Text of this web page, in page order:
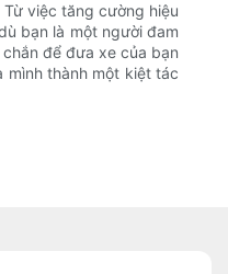
việc tăng cường hiệu
bạn là một người đam
để đưa xe của bạn
mình thành một kiệt tác